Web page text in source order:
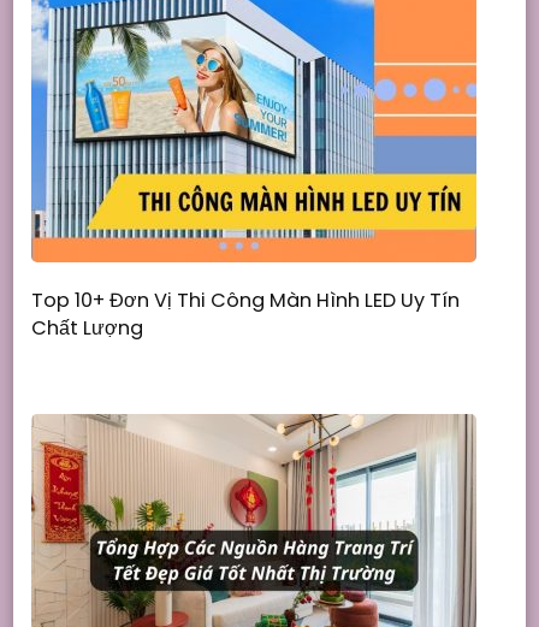
Top 10+ Đơn Vị Thi Công Màn Hình LED Uy Tín
Chất Lượng